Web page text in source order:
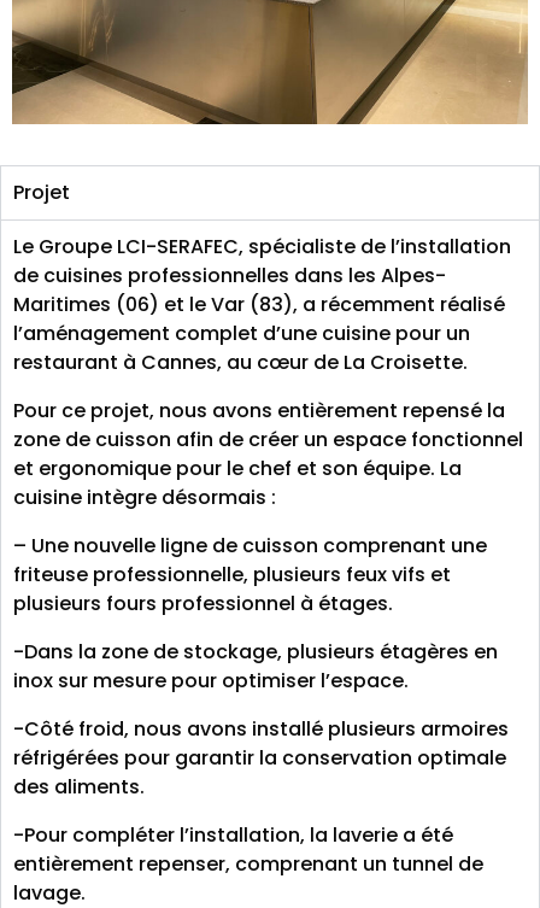
Projet
Le Groupe LCI-SERAFEC, spécialiste de l’installation
de cuisines professionnelles dans les Alpes-
Maritimes (06) et le Var (83), a récemment réalisé
l’aménagement complet d’une cuisine pour un
restaurant à Cannes, au cœur de La Croisette.
Pour ce projet, nous avons entièrement repensé la
zone de cuisson afin de créer un espace fonctionnel
et ergonomique pour le chef et son équipe. La
cuisine intègre désormais :
– Une nouvelle ligne de cuisson comprenant une
friteuse professionnelle, plusieurs feux vifs et
plusieurs fours professionnel à étages.
-Dans la zone de stockage, plusieurs étagères en
inox sur mesure pour optimiser l’espace.
-Côté froid, nous avons installé plusieurs armoires
réfrigérées pour garantir la conservation optimale
des aliments.
-Pour compléter l’installation, la laverie a été
entièrement repenser, comprenant un tunnel de
lavage.